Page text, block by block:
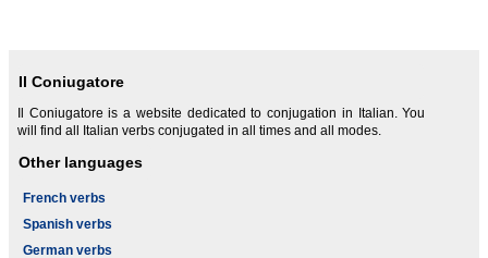
Il Coniugatore
Il Coniugatore is a website dedicated to conjugation in Italian. You
will find all Italian verbs conjugated in all times and all modes.
Other languages
French verbs
Spanish verbs
German verbs